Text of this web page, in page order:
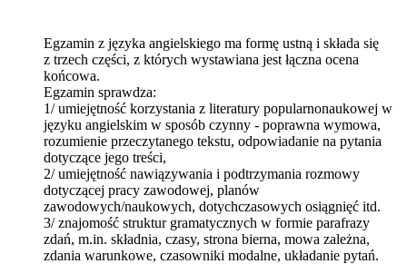
Egzamin z języka angielskiego ma formę ustną i składa się
z trzech części, z których wystawiana jest łączna ocena
końcowa.
Egzamin sprawdza:
1/ umiejętność korzystania z literatury popularnonaukowej w
języku angielskim w sposób czynny - poprawna wymowa,
rozumienie przeczytanego tekstu, odpowiadanie na pytania
dotyczące jego treści,
2/ umiejętność nawiązywania i podtrzymania rozmowy
dotyczącej pracy zawodowej, planów
zawodowych/naukowych, dotychczasowych osiągnięć itd.
3/ znajomość struktur gramatycznych w formie parafrazy
zdań, m.in. składnia, czasy, strona bierna, mowa zależna,
zdania warunkowe, czasowniki modalne, układanie pytań.